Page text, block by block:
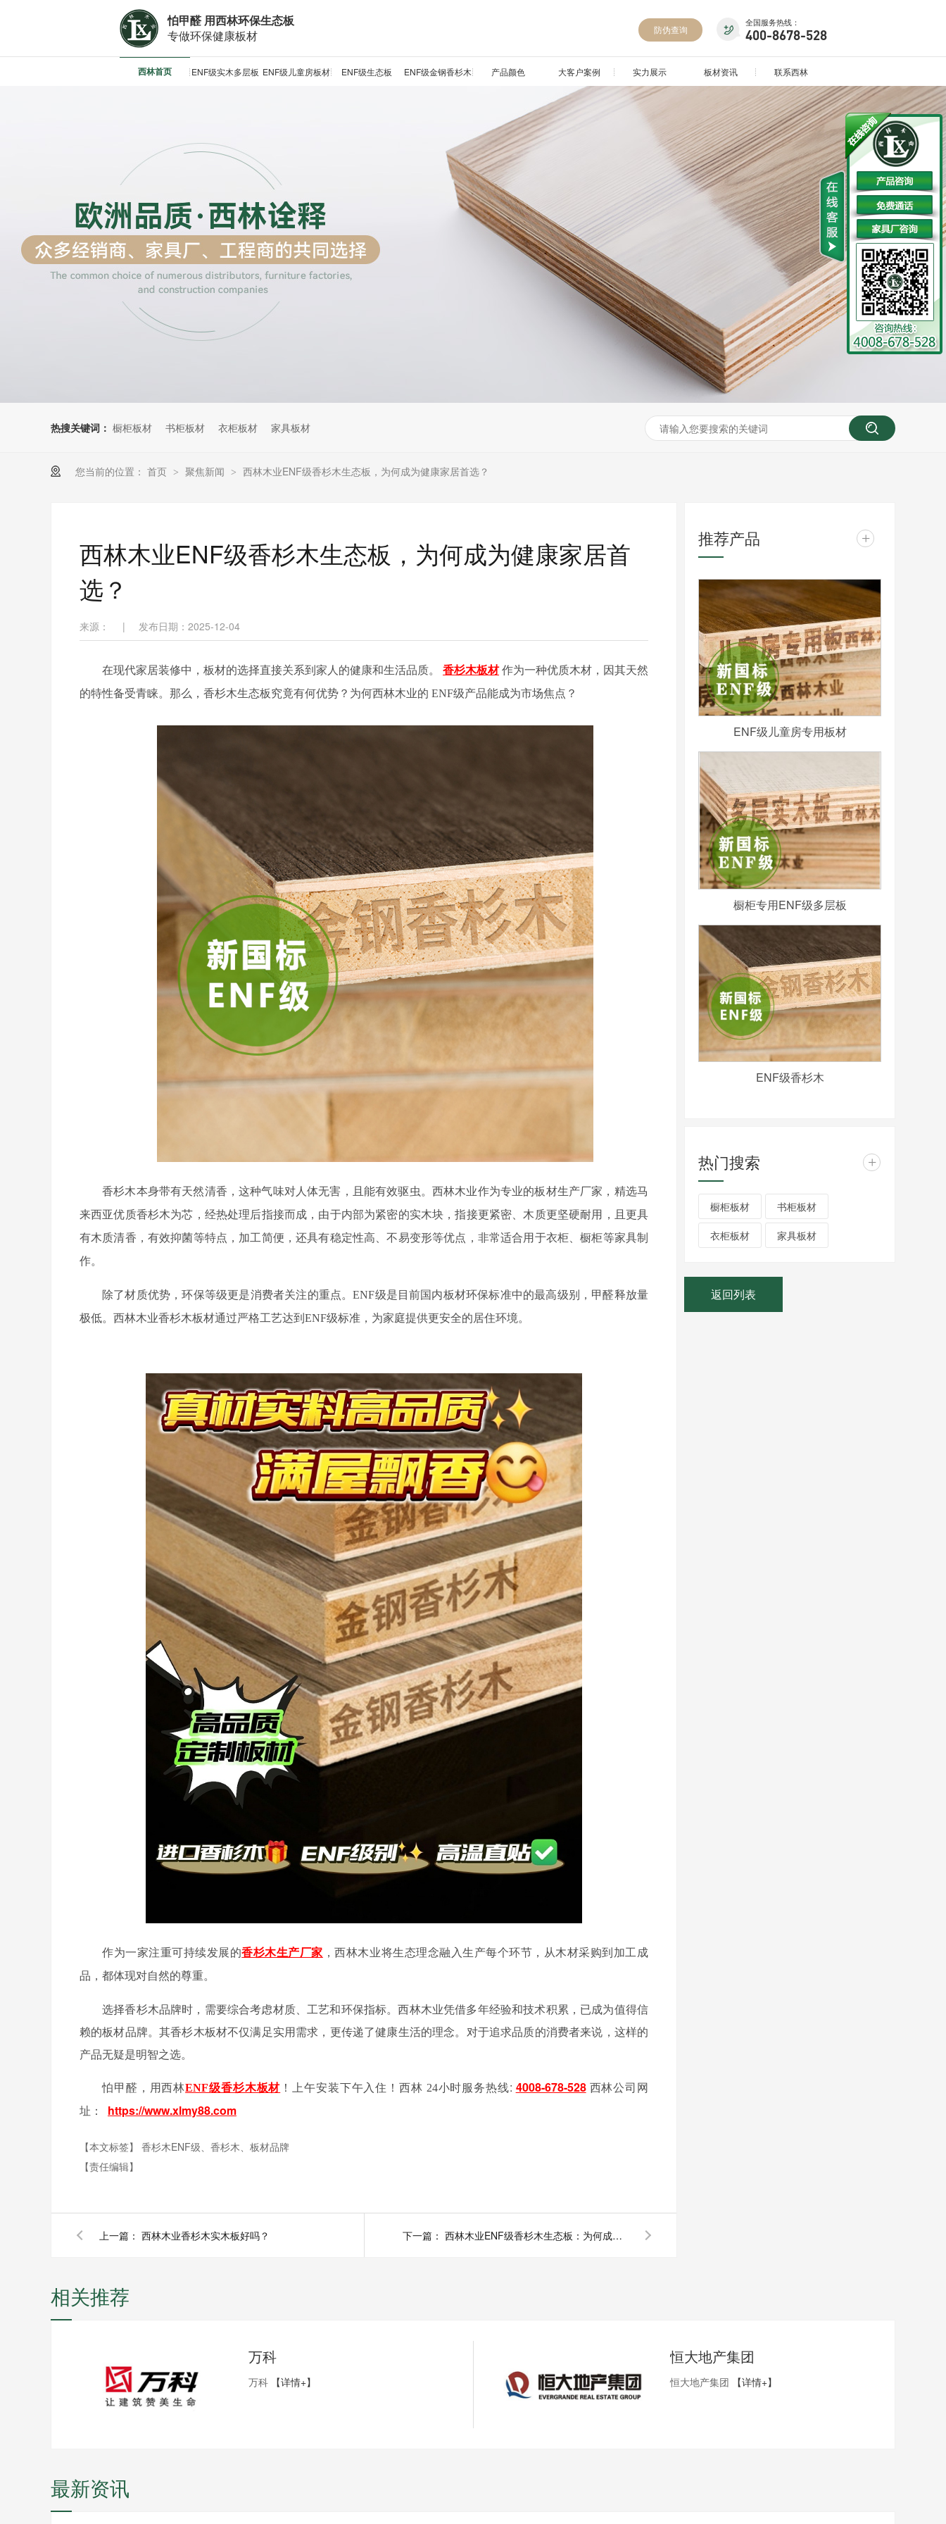
怕甲醛 用西林环保生态板
专做环保健康板材
全国服务热线：
400-8678-528
防伪查询
西林首页 ENF级实木多层板 ENF级儿童房板材 ENF级生态板 ENF级金钢香杉木 产品颜色 大客户案例 实力展示 板材资讯 联系西林
热搜关键词： 橱柜板材 书柜板材 衣柜板材 家具板材
您当前的位置： 首页 > 聚焦新闻 > 西林木业ENF级香杉木生态板，为何成为健康家居首选？
西林木业ENF级香杉木生态板，为何成为健康家居首
选？
来源： | 发布日期：2025-12-04
在现代家居装修中，板材的选择直接关系到家人的健康和生活品质。 香杉木板材 作为一种优质木材，因其天然
的特性备受青睐。那么，香杉木生态板究竟有何优势？为何西林木业的 ENF级产品能成为市场焦点？
香杉木本身带有天然清香，这种气味对人体无害，且能有效驱虫。西林木业作为专业的板材生产厂家，精选马
来西亚优质香杉木为芯，经热处理后指接而成，由于内部为紧密的实木块，指接更紧密、木质更坚硬耐用，且更具
有木质清香，有效抑菌等特点，加工简便，还具有稳定性高、不易变形等优点，非常适合用于衣柜、橱柜等家具制
作。
除了材质优势，环保等级更是消费者关注的重点。ENF级是目前国内板材环保标准中的最高级别，甲醛释放量
极低。西林木业香杉木板材通过严格工艺达到 ENF级标准，为家庭提供更安全的居住环境。
作为一家注重可持续发展的香杉木生产厂家 ，西林木业将生态理念融入生产每个环节，从木材采购到加工成
品，都体现对自然的尊重。
选择香杉木品牌时，需要综合考虑材质、工艺和环保指标。西林木业凭借多年经验和技术积累，已成为值得信
赖的板材品牌。其香杉木板材不仅满足实用需求，更传递了健康生活的理念。对于追求品质的消费者来说，这样的
产品无疑是明智之选。
怕甲醛，用西林ENF级香杉木板材 ！上午安装下午入住！ 西林 24小时服务热线: 4008-678-528 西林公司网
址：
https://www.xlmy88.com
【本文标签】 香杉木ENF级、香杉木、板材品牌
【责任编辑】
上一篇： 西林木业香杉木实木板好吗？ 下一篇： 西林木业ENF级香杉木生态板：为何成为健康家居新宠？
推荐产品 +
ENF级儿童房专用板材
橱柜专用ENF级多层板
ENF级香杉木
热门搜索 +
橱柜板材 书柜板材
衣柜板材 家具板材
返回列表
相关推荐
万科
万科 【详情+】
恒大地产集团
恒大地产集团 【详情+】
最新资讯